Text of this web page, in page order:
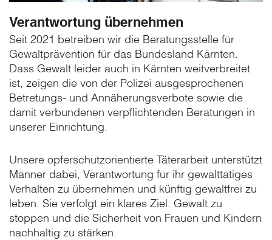
Verantwortung übernehmen
Seit 2021 betreiben wir die Beratungsstelle für
Gewaltprävention für das Bundesland Kärnten.
Dass Gewalt leider auch in Kärnten weitverbreitet
ist, zeigen die von der Polizei ausgesprochenen
Betretungs- und Annäherungsverbote sowie die
damit verbundenen verpflichtenden Beratungen in
unserer Einrichtung.
Unsere opferschutzorientierte Täterarbeit unterstützt
Männer dabei, Verantwortung für ihr gewalttätiges
Verhalten zu übernehmen und künftig gewaltfrei zu
leben. Sie verfolgt ein klares Ziel: Gewalt zu
stoppen und die Sicherheit von Frauen und Kindern
nachhaltig zu stärken.